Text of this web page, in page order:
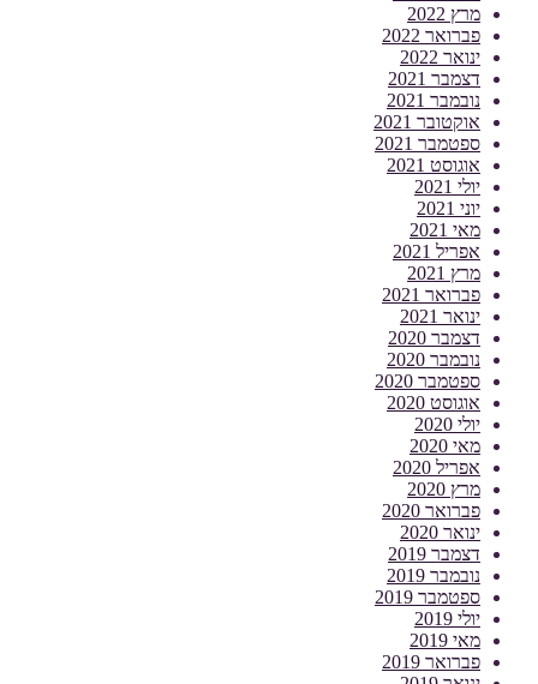
מרץ 2022
פברואר 2022
ינואר 2022
דצמבר 2021
נובמבר 2021
אוקטובר 2021
ספטמבר 2021
אוגוסט 2021
יולי 2021
יוני 2021
מאי 2021
אפריל 2021
מרץ 2021
פברואר 2021
ינואר 2021
דצמבר 2020
נובמבר 2020
ספטמבר 2020
אוגוסט 2020
יולי 2020
מאי 2020
אפריל 2020
מרץ 2020
פברואר 2020
ינואר 2020
דצמבר 2019
נובמבר 2019
ספטמבר 2019
יולי 2019
מאי 2019
פברואר 2019